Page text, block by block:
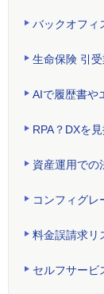
バックオフィ
生命保険 引
AIで履歴書や
RPA？DXを
資産運用での
コンフィグレ
料金誤請求リ
セルフサービ